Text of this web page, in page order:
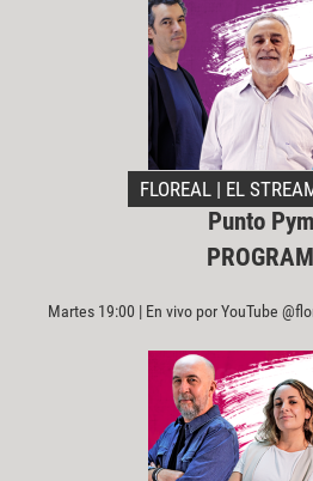
FLOREAL | EL
Punto
Martes 19:00 | En vivo por YouTube